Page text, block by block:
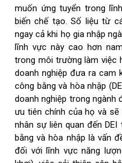
muốn ứng tuyển trong
biến chế tạo. Số liệu từ
ngay cả khi họ gia nhập
lĩnh vực này cao hơn
trong môi trường làm việc
doanh nghiệp đưa ra cam
công bằng và hòa nhập
doanh nghiệp trong ngành
ưu tiên chính của họ và
nhân sự liên quan đến
bằng và hòa nhập là vấn
đối với lĩnh vực năng